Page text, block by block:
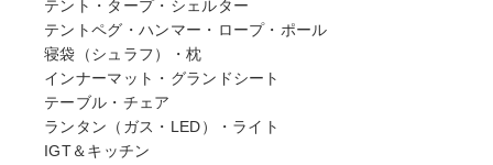
テント・タープ・シェルター
テントペグ・ハンマー・ロープ・ポール
寝袋（シュラフ）・枕
インナーマット・グランドシート
テーブル・チェア
ランタン（ガス・LED）・ライト
IGT＆キッチン